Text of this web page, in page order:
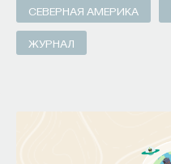
СЕВЕРНАЯ АМЕРИКА
ЖУРНАЛ